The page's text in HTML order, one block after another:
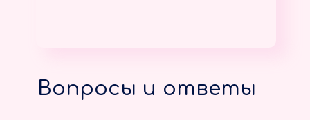
Вопросы и ответы